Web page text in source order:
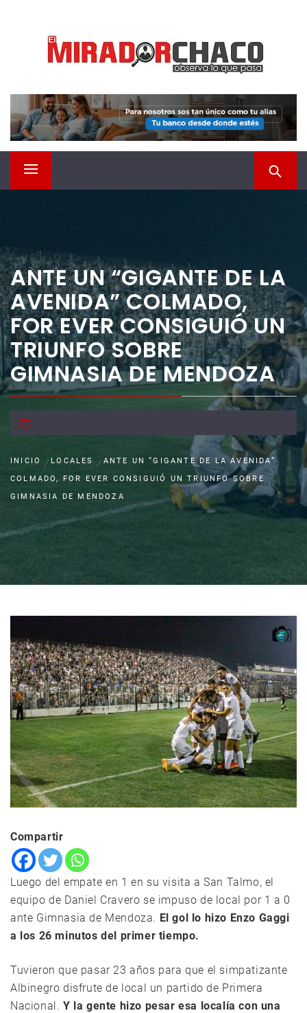
contenido
EL MIRADOR CHACO
Observá lo que pasa
Menú
ANTE UN “GIGANTE DE LA
AVENIDA” COLMADO,
FOR EVER CONSIGUIÓ UN
TRIUNFO SOBRE
GIMNASIA DE MENDOZA
INICIO LOCALES
ANTE UN “GIGANTE DE LA AVENIDA”
COLMADO, FOR EVER CONSIGUIÓ UN TRIUNFO SOBRE
GIMNASIA DE MENDOZA
Compartir
Luego del empate en 1 en su visita a San Talmo, el
equipo de Daniel Cravero se impuso de local por 1 a 0
ante Gimnasia de Mendoza. El gol lo hizo Enzo Gaggi
a los 26 minutos del primer tiempo.
Tuvieron que pasar 23 años para que el simpatizante
Albinegro disfrute de local un partido de Primera
Nacional. Y la gente hizo pesar esa localía con una